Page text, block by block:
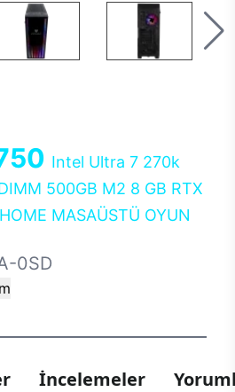
Intel Ultra 7 270k
500GB M2 8 GB RTX
MASAÜSTÜ OYUN
0SD
İncelemeler